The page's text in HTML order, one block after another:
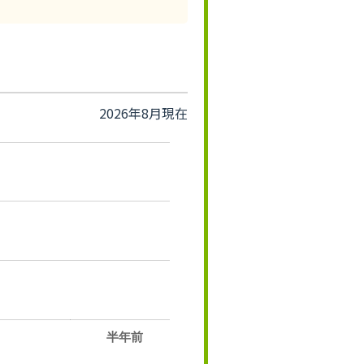
2026年8月現在
半年前